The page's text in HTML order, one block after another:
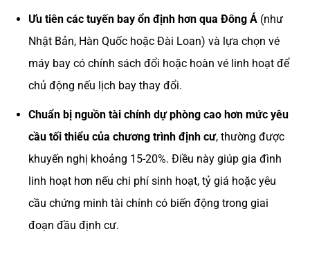
Ưu tiên các tuyến bay ổn định hơn qua Đông Á(như
Nhật Bản, Hàn Quốc hoặc Đài Loan) và lựa chọn vé
máy bay có chính sách đổi hoặc hoàn vé linh hoạt để
chủ động nếu lịch bay thay đổi.
Chuẩn bị nguồn tài chính dự phòng cao hơn mức yêu
cầu tối thiểu của chương trình định cư, thường được
khuyến nghị khoảng 15-20%. Điều này giúp gia đình
linh hoạt hơn nếu chi phí sinh hoạt, tỷ giá hoặc yêu
cầu chứng minh tài chính có biến động trong giai
đoạn đầu định cư.